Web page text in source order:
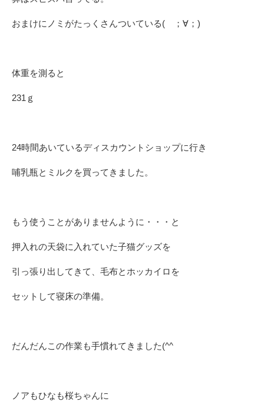
おまけにノミがたっくさんついている( ；∀；)
体重を測ると
231ｇ
24時間あいているディスカウントショップに行き
哺乳瓶とミルクを買ってきました。
もう使うことがありませんように・・・と
押入れの天袋に入れていた子猫グッズを
引っ張り出してきて、毛布とホッカイロを
セットして寝床の準備。
だんだんこの作業も手慣れてきました(^^ゞ
ノアもひなも桜ちゃんに